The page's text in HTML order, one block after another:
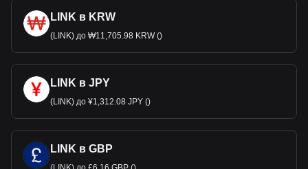
LINK в KRW
(LINK) до ₩11,705.98 KRW ()
LINK в JPY
(LINK) до ¥1,312.08 JPY ()
LINK в GBP